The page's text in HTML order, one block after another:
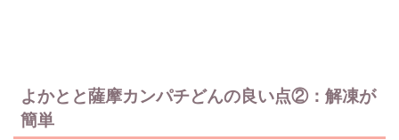
よかとと薩摩カンパチどんの良い点②：解凍が
簡単